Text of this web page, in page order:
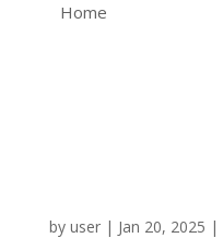
Home
by user| Jan 20, 2025 |